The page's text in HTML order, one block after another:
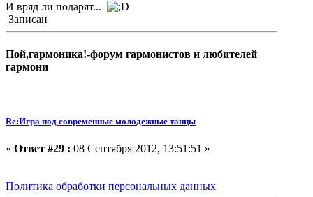
И вряд ли подарят...
Записан
Пой,гармоника!-форум гармонистов и любителей
гармони
Re:Игра под современные молодежные танцы
« Ответ #29 : 08 Сентября 2012, 13:51:51 »
Политика обработки персональных данных